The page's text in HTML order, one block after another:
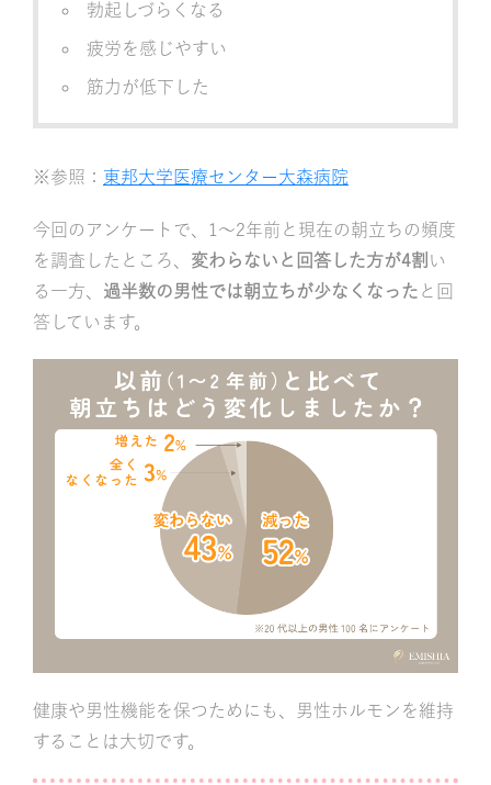
勃起しづらくなる
疲労を感じやすい
筋力が低下した
※参照： 東邦大学医療センター大森病院
今回のアンケートで、1～2年前と現在の朝立ちの頻度
を調査したところ、 変わらないと回答した方が4割 い
る一方、 過半数の男性では朝立ちが少なくなった と回
答しています。
健康や男性機能を保つためにも、男性ホルモンを維持
することは大切です。